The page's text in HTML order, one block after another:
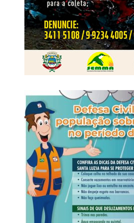
Country, loja TXC (Shopping),
Rural.
A 52ª Exposul é uma
Produtores Rurais de
patrocínio institucional do
Municipal e Câmara Municipal de
Veja Mais: Prefeitura
realizações nos 100 dias de
Programação 52º Exposul –
6h – Ordenha Oficial do 32º
Pedro Neves
14h – Feira do Reprodutor Nelore